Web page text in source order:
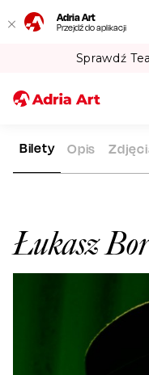
Adria Art
Przejdź do aplikacji
Sprawdź
ADRIA ART ARTYŚCI
Łukasz
Bilety Opis